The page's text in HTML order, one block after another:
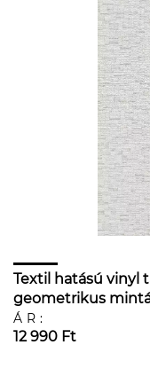
Textil hatású vinyl
geometrikus
ÁR:
12 990 Ft